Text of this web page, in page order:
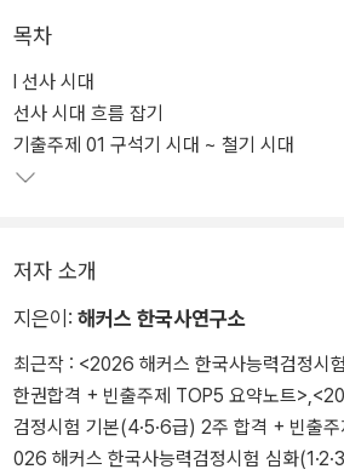
합격직행노트]
키워드 연표]
목차
Ⅰ 선사 시대
선사 시대 흐름 잡기
기출주제 01 구석기 시대 ~ 철기 시대
저자 소개
지은이: 해커스 한국사연구소
최근작 : <2026 해커스 한국사능력검정시
한권합격 + 빈출주제 TOP5 요약노트>,
검정시험 기본(4·5·6급) 2주 합격 + 빈출
026 해커스 한국사능력검정시험 심화